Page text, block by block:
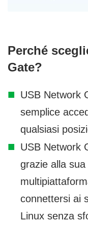
Perché
Gate?
USB Network
semplice
qualsiasi
USB Network
grazie alla
connettersi ai
Linux senza